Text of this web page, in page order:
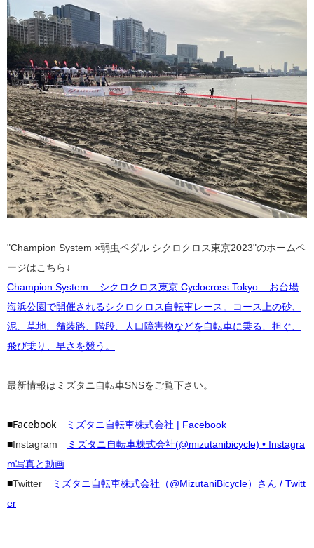
"Champion System ×弱虫ペダル シクロクロス東京2023"のホームペ
ージはこちら↓
Champion System – シクロクロス東京 Cyclocross Tokyo – お台場
海浜公園で開催されるシクロクロス自転車レース。コース上の砂、
泥、草地、舗装路、階段、人口障害物などを自転車に乗る、担ぐ、
飛び乗り、早さを競う。
最新情報はミズタニ自転車SNSをご覧下さい。
————————————————————
■Facebook ミズタニ自転車株式会社 | Facebook
■Instagram
ミズタニ自転車株式会社(@mizutanibicycle) • Instagra
m写真と動画
■Twitter
ミズタニ自転車株式会社（@MizutaniBicycle）さん / Twitt
er